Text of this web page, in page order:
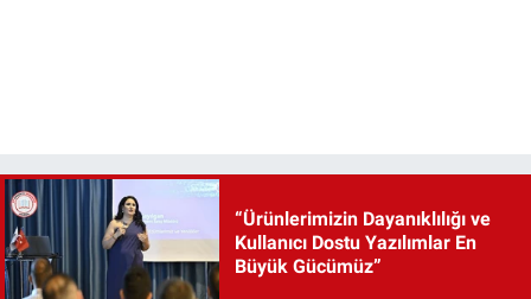
“Ürünlerimizin Dayanıklılığı ve
Kullanıcı Dostu Yazılımlar En
Büyük Gücümüz”